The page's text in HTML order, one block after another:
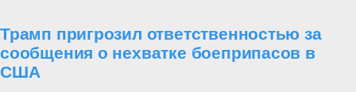
Трамп пригрозил ответственностью за
сообщения о нехватке боеприпасов в
США